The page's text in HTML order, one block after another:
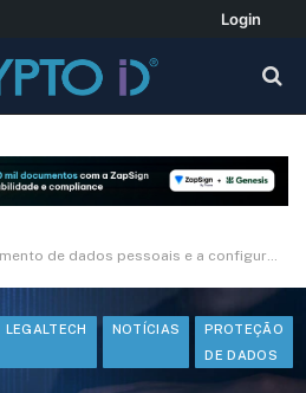
Login
pessoais e a configuração de dano moral presumido na jurisprudência do Superior Tribunal de Justiça
LEGALTECH NOTÍCIAS
PROTEÇÃO
DE DADOS